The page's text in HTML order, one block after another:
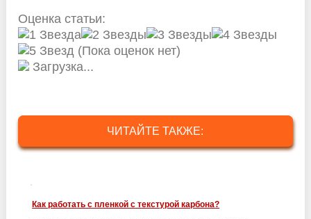
Оценка статьи:
(Пока оценок нет)
Загрузка...
ЧИТАЙТЕ ТАКЖЕ:
Как работать с пленкой с текстурой карбона?